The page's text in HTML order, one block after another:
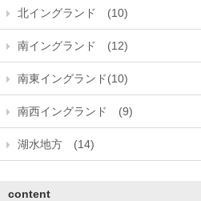
北イングランド (10)
南イングランド (12)
南東イングランド(10)
南西イングランド (9)
湖水地方 (14)
content